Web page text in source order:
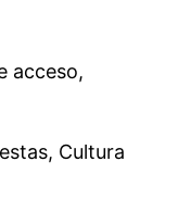
acceso,
Cultura